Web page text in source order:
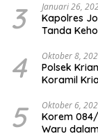
3 Januari 26,
Kapolres
Tanda
4 Oktober 8,
Polsek
Koramil
5 Oktober 6,
Korem